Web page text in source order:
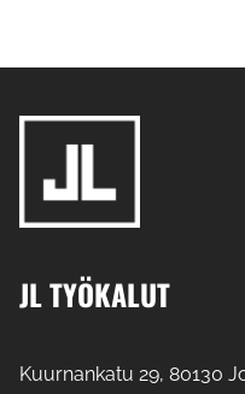
JL TYÖKALUT
Kuurnankatu 29, 80130